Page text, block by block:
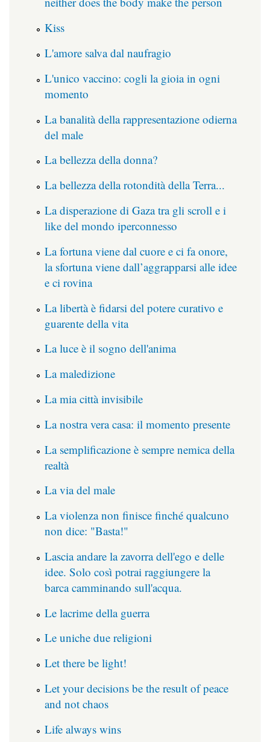
Kiss
L'amore salva dal naufragio
L'unico vaccino: cogli la gioia in ogni
momento
La banalità della rappresentazione odierna
del male
La bellezza della donna?
La bellezza della rotondità della Terra...
La disperazione di Gaza tra gli scroll e i
like del mondo iperconnesso
La fortuna viene dal cuore e ci fa onore,
la sfortuna viene dall’aggrapparsi alle idee
e ci rovina
La libertà è fidarsi del potere curativo e
guarente della vita
La luce è il sogno dell'anima
La maledizione
La mia città invisibile
La nostra vera casa: il momento presente
La semplificazione è sempre nemica della
realtà
La via del male
La violenza non finisce finché qualcuno
non dice: "Basta!"
Lascia andare la zavorra dell'ego e delle
idee. Solo così potrai raggiungere la
barca camminando sull'acqua.
Le lacrime della guerra
Le uniche due religioni
Let there be light!
Let your decisions be the result of peace
and not chaos
Life always wins